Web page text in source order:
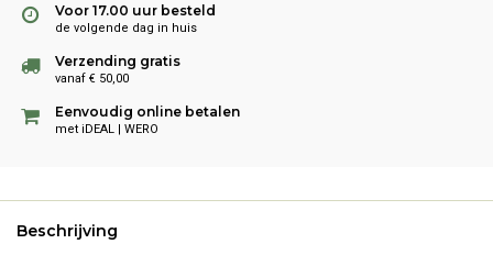
Voor 17.00 uur besteld
de volgende dag in huis
Verzending gratis
vanaf € 50,00
Eenvoudig online betalen
met iDEAL | WERO
Beschrijving